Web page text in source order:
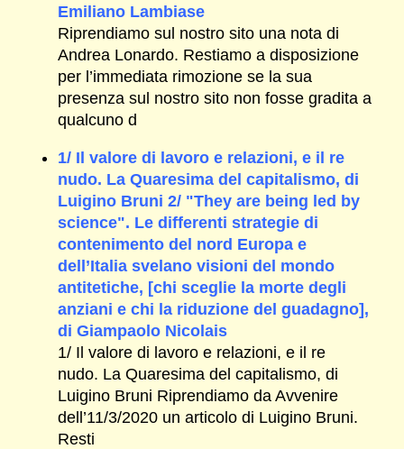
Emiliano Lambiase
Riprendiamo sul nostro sito una nota di
Andrea Lonardo. Restiamo a disposizione
per l’immediata rimozione se la sua
presenza sul nostro sito non fosse gradita a
qualcuno d
1/ Il valore di lavoro e relazioni, e il re
nudo. La Quaresima del capitalismo, di
Luigino Bruni 2/ "They are being led by
science". Le differenti strategie di
contenimento del nord Europa e
dell’Italia svelano visioni del mondo
antitetiche, [chi sceglie la morte degli
anziani e chi la riduzione del guadagno],
di Giampaolo Nicolais
1/ Il valore di lavoro e relazioni, e il re
nudo. La Quaresima del capitalismo, di
Luigino Bruni Riprendiamo da Avvenire
dell’11/3/2020 un articolo di Luigino Bruni.
Resti